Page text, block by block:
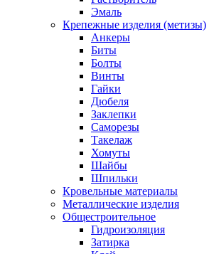
Эмаль
Крепежные изделия (метизы)
Анкеры
Биты
Болты
Винты
Гайки
Дюбеля
Заклепки
Саморезы
Такелаж
Хомуты
Шайбы
Шпильки
Кровельные материалы
Металлические изделия
Общестроительное
Гидроизоляция
Затирка